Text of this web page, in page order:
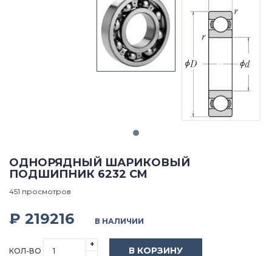
ОДНОРЯДНЫЙ ШАРИКОВЫЙ
ПОДШИПНИК 6232 CM
451 просмотров
₽ 219216 В НАЛИЧИИ
КОЛ-ВО
+
В КОРЗИНУ